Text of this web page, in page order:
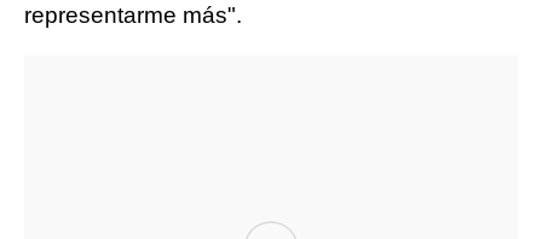
representarme más".